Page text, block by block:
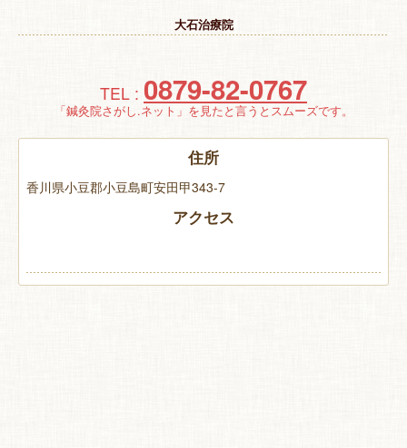
お悩み解決！
大石治療院
TEL : 0879-82-0767
「鍼灸院さがし.ネット」を見たと言うとスムーズです。
住所
香川県小豆郡小豆島町安田甲343-7
アクセス